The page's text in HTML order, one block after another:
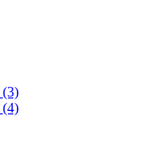
(3)
(4)